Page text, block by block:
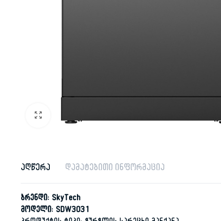
აღწერა დამატებითი ინფორმაცია
ბრენდი: SkyTech
მოდელი: SDW3031